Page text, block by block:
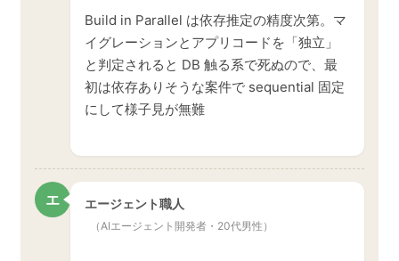
Build in Parallel は依存推定の精度次第。マ
イグレーションとアプリコードを「独立」
と判定されると DB 触る系で死ぬので、最
初は依存ありそうな案件で sequential 固定
にして様子見が無難
エ エージェント職人
（AIエージェント開発者・20代男性）